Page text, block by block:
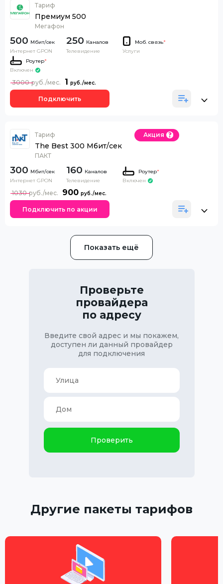
Тариф
Премиум 500
Мегафон
500
Интернет GPON
250 Каналов
Телевидение
Моб. связь*
Услуги
Роутер*
Включен
1
3000
Подключить
Тариф
The Best 300 Мбит/сек
ПАКТ
Акция
300
Интернет GPON
160 Каналов
Телевидение
Роутер*
Включен
900
1030
Подключить по акции
Показать ещё
Проверьте
провайдера
по адресу
Введите свой адрес и мы покажем,
доступен ли данный провайдер
для подключения
Проверить
Другие пакеты тарифов